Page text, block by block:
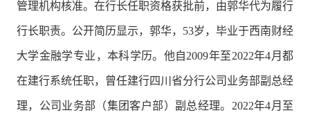
管理机构核准。在行长任职资格获批前，由郭华代为履行
行长职责。公开简历显示，郭华，53岁，毕业于西南财经
大学金融学专业，本科学历。他自2009年至2022年4月都
在建行系统任职，曾任建行四川省分行公司业务部副总经
理，公司业务部（集团客户部）副总经理。2022年4月至